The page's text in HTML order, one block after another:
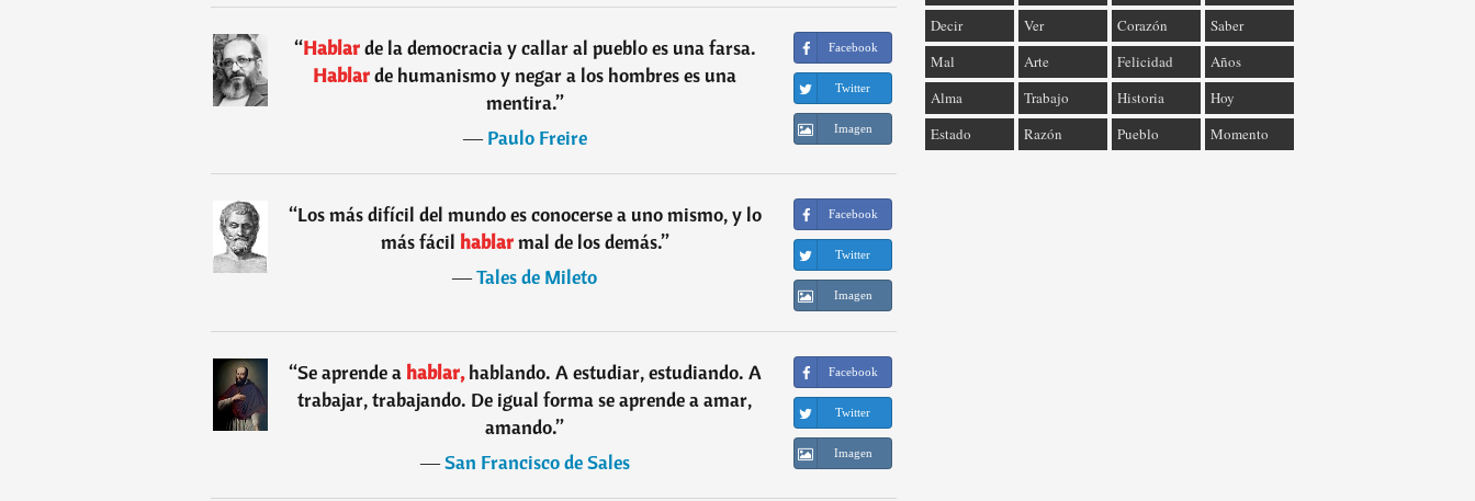
“Hablarde la democracia y callar al pueblo es una farsa.
Hablarde humanismo y negar a los hombres es una
mentira.”
―Paulo Freire
Facebook
Twitter
Imagen
“Los más difícil del mundo es conocerse a uno mismo, y lo
más fácil hablarmal de los demás.”
―Tales de Mileto
Facebook
Twitter
Imagen
“Se aprende ahablar,hablando. A estudiar, estudiando. A
trabajar, trabajando. De igual forma se aprende a amar,
amando.”
―San Francisco de Sales
Facebook
Twitter
Imagen
Decir
Ver Corazón
Saber
Mal
Arte Felicidad
Años
Alma
Trabajo Historia
Hoy
Estado
Razón Pueblo Momento